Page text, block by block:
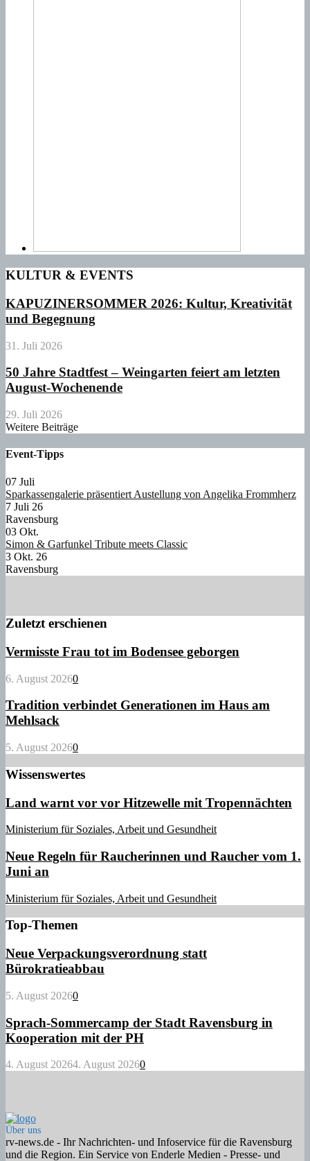
KULTUR & EVENTS
KAPUZINERSOMMER 2026: Kultur, Kreativität
und Begegnung
31. Juli 2026
50 Jahre Stadtfest – Weingarten feiert am letzten
August-Wochenende
29. Juli 2026
Weitere Beiträge
Event-Tipps
07 Juli
Sparkassengalerie präsentiert Austellung von Angelika Frommherz
7 Juli 26
Ravensburg
03 Okt.
Simon & Garfunkel Tribute meets Classic
3 Okt. 26
Ravensburg
Zuletzt erschienen
Vermisste Frau tot im Bodensee geborgen
6. August 20260
Tradition verbindet Generationen im Haus am
Mehlsack
5. August 20260
Wissenswertes
Land warnt vor vor Hitzewelle mit Tropennächten
Ministerium für Soziales, Arbeit und Gesundheit
Neue Regeln für Raucherinnen und Raucher vom 1.
Juni an
Ministerium für Soziales, Arbeit und Gesundheit
Top-Themen
Neue Verpackungsverordnung statt
Bürokratieabbau
5. August 20260
Sprach-Sommercamp der Stadt Ravensburg in
Kooperation mit der PH
4. August 20264. August 20260
Über uns
rv-news.de - Ihr Nachrichten- und Infoservice für die Ravensburg
und die Region. Ein Service von Enderle Medien - Presse- und